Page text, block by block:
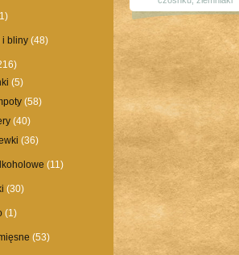
i bliny (48)
(5)
(58)
(40)
(36)
(11)
(30)
(1)
(53)